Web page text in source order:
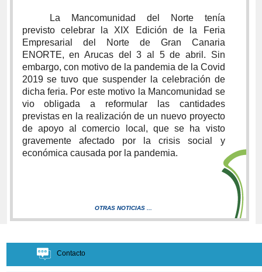
La Mancomunidad del Norte tenía
previsto celebrar la XIX Edición de la Feria
Empresarial del Norte de Gran Canaria
ENORTE, en Arucas del 3 al 5 de abril. Sin
embargo, con motivo de la pandemia de la Covid
2019 se tuvo que suspender la celebración de
dicha feria. Por este motivo la Mancomunidad se
vio obligada a reformular las cantidades
previstas en la realización de un nuevo proyecto
de apoyo al comercio local, que se ha visto
gravemente afectado por la crisis social y
económica causada por la pandemia.
OTRAS NOTICIAS ...
Contacto